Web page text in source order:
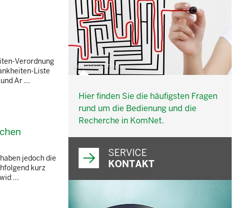
Verordnung
Liste
Ar ...
jedoch die
kurz
...
© belekekin - Fotolia.com
Hier finden Sie die häufigsten Fragen
rund um die Bedienung und die
Recherche in KomNet.
SERVICE
KONTAKT